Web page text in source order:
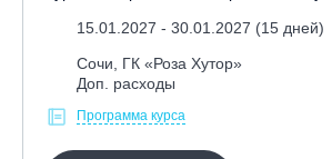
15.01.2027 - 30.01.2027 (15 дней)
Сочи, ГК «Роза Хутор»
Доп. расходы
Программа курса